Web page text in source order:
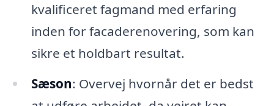
kvalificeret fagmand med erfaring
inden for facaderenovering, som kan
sikre et holdbart resultat.
Sæson: Overvej hvornår det er bedst